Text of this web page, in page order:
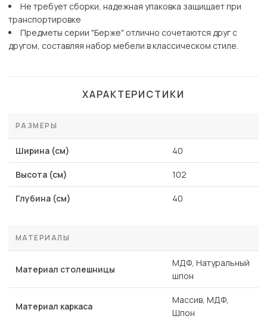
Не требует сборки, надежная упаковка защищает при
транспортировке
Предметы серии "Берже" отлично сочетаются друг с
другом, составляя набор мебели в классическом стиле.
ХАРАКТЕРИСТИКИ
РАЗМЕРЫ
Ширина (см) 40
Высота (см) 102
Глубина (см) 40
МАТЕРИАЛЫ
Материал столешницы
МДФ, Натуральный
шпон
Материал каркаса
Массив, МДФ,
Шпон